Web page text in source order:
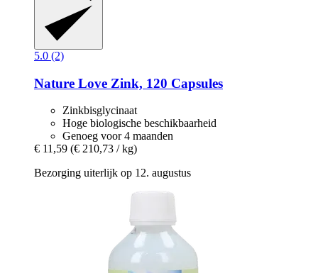
5.0 (2)
Nature Love Zink, 120 Capsules
Zinkbisglycinaat
Hoge biologische beschikbaarheid
Genoeg voor 4 maanden
€ 11,59 (€ 210,73 / kg)
Bezorging uiterlijk op 12. augustus